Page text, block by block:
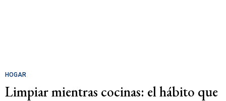
HOGAR
Limpiar mientras cocinas: el hábito que